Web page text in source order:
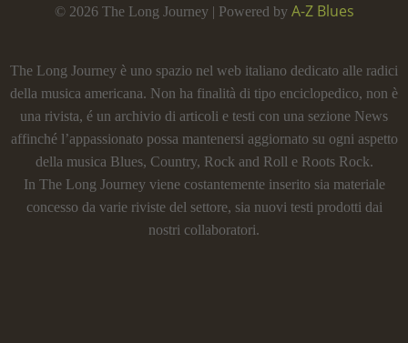
© 2026 The Long Journey | Powered by A-Z Blues
The Long Journey è uno spazio nel web italiano dedicato alle radici
della musica americana. Non ha finalità di tipo enciclopedico, non è
una rivista, é un archivio di articoli e testi con una sezione News
affinché l’appassionato possa mantenersi aggiornato su ogni aspetto
della musica Blues, Country, Rock and Roll e Roots Rock.
In The Long Journey viene costantemente inserito sia materiale
concesso da varie riviste del settore, sia nuovi testi prodotti dai
nostri collaboratori.